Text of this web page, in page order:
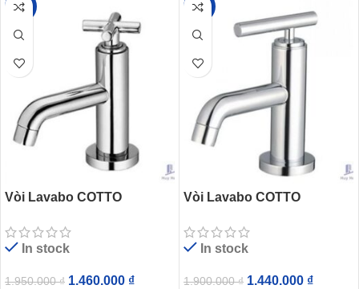
-25%
Vòi Lavabo COTTO
In stock
1.950.000₫ 1.460.000 ₫
-24%
Vòi Lavabo COTTO
In stock
1.900.000₫ 1.440.000 ₫